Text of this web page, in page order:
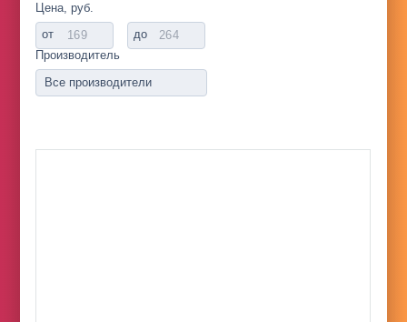
Цена, руб.
от
до
Производитель
Все производители